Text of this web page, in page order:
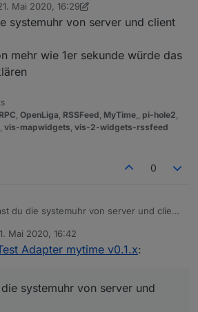
zweite Widget, selbe Problem auch bei
mein Blockly eine 0 in den DP cmd.
dann startet er die 0 + 1 ....denke da
der Übertragung vom String in cmd nicht.
Mai 2020, 16:29
von OliverIO
systemuhr von server und client
mehr wie 1er sekunde würde das
OpenLiga RSSFeed MyTime pi-hole2
vis-mapwidgets vis-2-widgets-rssfeed
0
du die systemuhr von server und client
von mehr wie 1er sekunde würde
timer 0 erklären
Mai 2020, 16:42
von
Adapter mytime v0.1.x:
systemuhr von server und